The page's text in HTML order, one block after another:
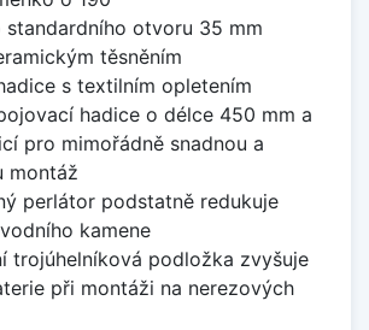
standardního otvoru 35 mm
těsněním
s textilním opletením
hadice o délce 450 mm a
pro mimořádně snadnou a
montáž
perlátor podstatně redukuje
kamene
trojúhelníková podložka zvyšuje
při montáži na nerezových